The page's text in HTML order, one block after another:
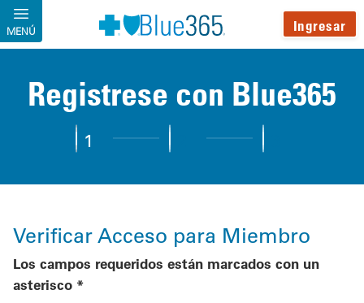
Pasar al contenido principal
MENÚ Ingresar
Registrese con Blue365
1Step 1:
Verificar Acceso para Miembro
Los campos requeridos están marcados con un
asterisco *